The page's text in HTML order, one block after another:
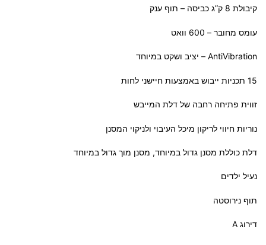
קיבולת 8 ק”ג כביסה – תוף ענק
עומס מחובר – 600 וואט
AntiVibration – יציב ושקט במיוחד
15 תכניות ייבוש באמצעות חיישני לחות
זווית פתיחה רחבה של דלת המייבש
נוריות חיווי לריקון מיכל העיבוי ולניקוי המסנן
דלת כוללת מסנן גדול במיוחד, מסנן מוך גדול במיוחד
נעיל ילדים
תוף נירוסטה
דירוג A